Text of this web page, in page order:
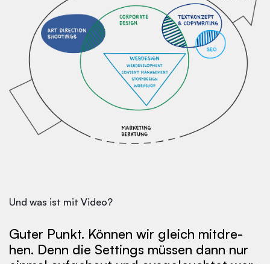
Und was ist mit Video?
Gu­ter Punkt. Kön­nen wir gleich mit­dre­
hen. Denn die Set­tings müs­sen dann nur